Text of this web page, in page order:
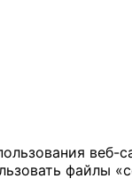
файлы